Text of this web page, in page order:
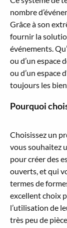
nombre
Grâce à son
fournir la
événements.
ou d’un espace
ou d’un espace
toujours les
Pourquoi
Choisissez un
vous souhaitez
pour créer des
ouverts, et qui
termes de
excellent choix
l’utilisation de
très peu de